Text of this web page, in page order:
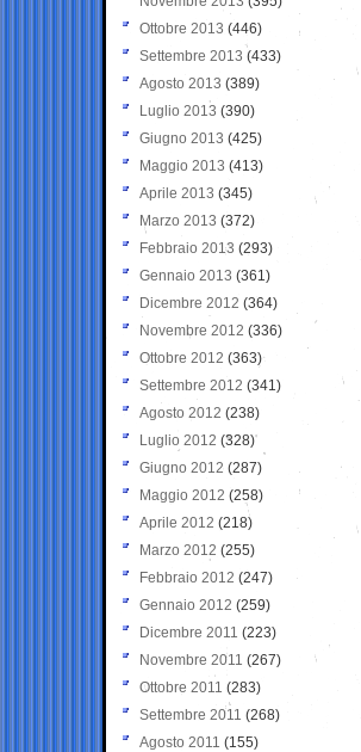
Ottobre 2013 (446)
Settembre 2013 (433)
Agosto 2013 (389)
Luglio 2013 (390)
Giugno 2013 (425)
Maggio 2013 (413)
Aprile 2013 (345)
Marzo 2013 (372)
Febbraio 2013 (293)
Gennaio 2013 (361)
Dicembre 2012 (364)
Novembre 2012 (336)
Ottobre 2012 (363)
Settembre 2012 (341)
Agosto 2012 (238)
Luglio 2012 (328)
Giugno 2012 (287)
Maggio 2012 (258)
Aprile 2012 (218)
Marzo 2012 (255)
Febbraio 2012 (247)
Gennaio 2012 (259)
Dicembre 2011 (223)
Novembre 2011 (267)
Ottobre 2011 (283)
Settembre 2011 (268)
Agosto 2011 (155)